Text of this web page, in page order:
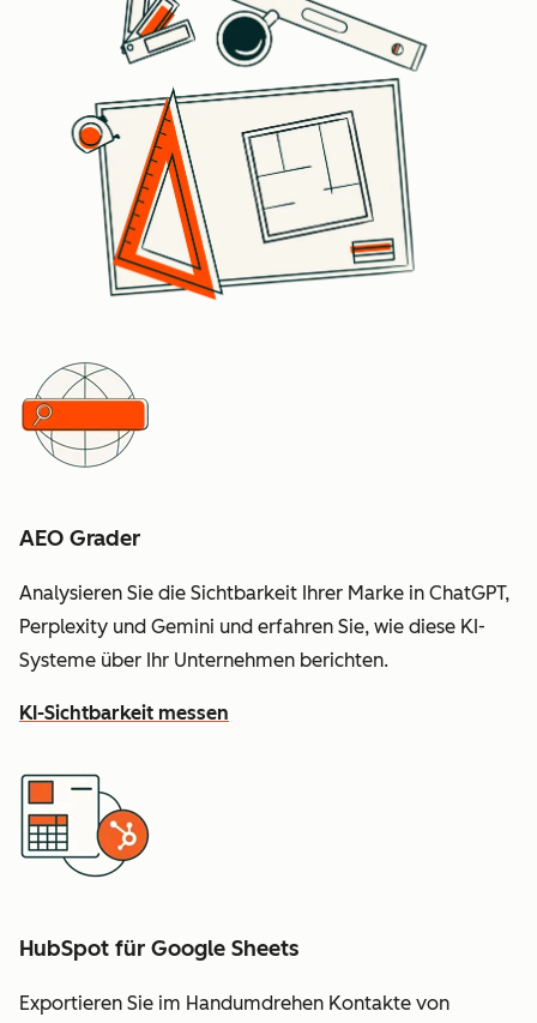
AEO Grader
Analysieren Sie die Sichtbarkeit Ihrer Marke in ChatGPT,
Perplexity und Gemini und erfahren Sie, wie diese KI-
Systeme über Ihr Unternehmen berichten.
KI-Sichtbarkeit messen
HubSpot für Google Sheets
Exportieren Sie im Handumdrehen Kontakte von